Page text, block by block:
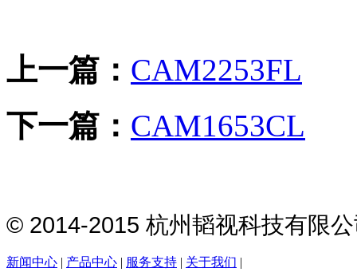
上一篇： CAM2253FL
下一篇： CAM1653CL
© 2014-2015 杭州韬视科技有限
新闻中心 | 产品中心 | 服务支持 | 关于我们 |